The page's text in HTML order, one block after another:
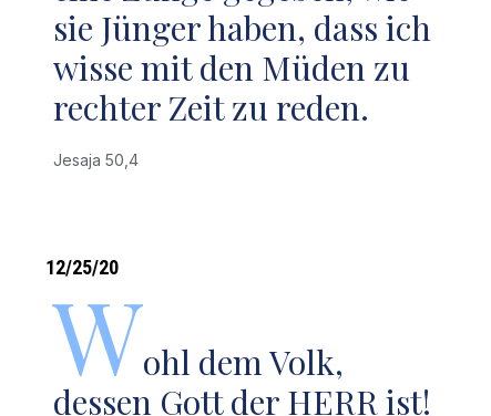
sie Jünger haben, dass ich
wisse mit den Müden zu
rechter Zeit zu reden.
Jesaja 50,4
12/25/20
Wohl dem Volk,
dessen Gott der HERR ist!